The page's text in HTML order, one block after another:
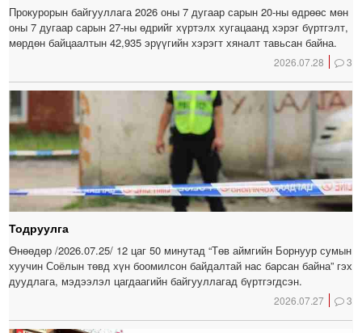
Прокурорын байгууллага 2026 оны 7 дугаар сарын 20-ны өдрөөс мөн
оны 7 дугаар сарын 27-ны өдрийг хүртэлх хугацаанд хэрэг бүртгэлт,
мөрдөн байцаалтын 42,935 эрүүгийн хэрэгт хяналт тавьсан байна.
2026.07.28 3
Тодруулга
Өнөөдөр /2026.07.25/ 12 цаг 50 минутад “Төв аймгийн Борнуур сумын
хуучин Соёлын төвд хүн боомилсон байдалтай нас барсан байна” гэх
дуудлага, мэдээлэл цагдаагийн байгууллагад бүртгэгдсэн.
2026.07.27 3